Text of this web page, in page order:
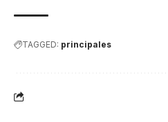
TAGGED: principales